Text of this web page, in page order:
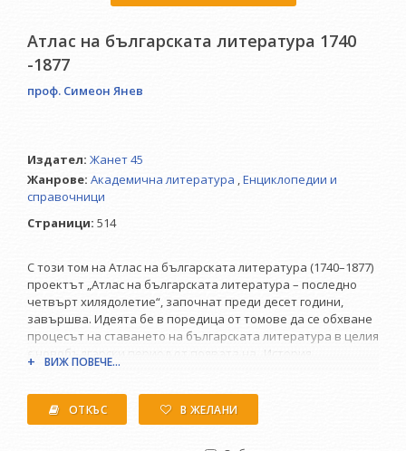
Атлас на българската литература 1740
-1877
проф. Симеон Янев
Издател: Жанет 45
Жанрове: Академична литература ,Енциклопедии и
справочници
Страници: 514
С този том на Атлас на българската литература (1740–1877)
проектът „Атлас на българската литература – последно
четвърт хилядолетие“, започнат преди десет години,
завършва. Идеята бе в поредица от томове да се обхване
процесът на ставането на българската литература в целия
є новобългарски период от появата на „История
славяноболгарская“ до днес – 2012 година т.е. 250 години
пълната незаинтересованост на литературните
институции, наложиха проектът да завърши не до 2012, а
ВИЖ ПОВЕЧЕ...
ОТКЪС В ЖЕЛАНИ